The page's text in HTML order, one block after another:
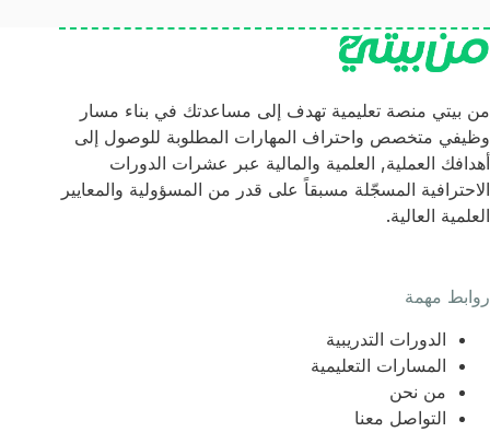
من بيتي منصة تعليمية تهدف إلى مساعدتك في بناء مسار
وظيفي متخصص واحتراف المهارات المطلوبة للوصول إلى
أهدافك العملية, العلمية والمالية عبر عشرات الدورات
الاحترافية المسجّلة مسبقاً على قدر من المسؤولية والمعايير
العلمية العالية.
روابط مهمة
الدورات التدريبية
المسارات التعليمية
من نحن
التواصل معنا